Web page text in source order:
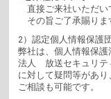
直接ご来社いただい
その旨ご了承賜りま
2）認定個人情報保護
弊社は、個人情報保
法人 放送セキュリテ
に対して疑問等があ
ご相談も可能です。